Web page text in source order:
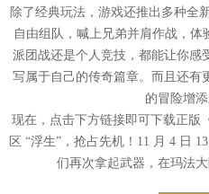
除了经典玩法，游戏还推出多种全
自由组队，喊上兄弟并肩作战，
派团战还是个人竞技，都能让你感
写属于自己的传奇篇章。而且还有
的冒险增添
现在，点击下方链接即可下载正版
区 “浮生”，抢占先机！11 月 4 日
们再次拿起武器，在玛法